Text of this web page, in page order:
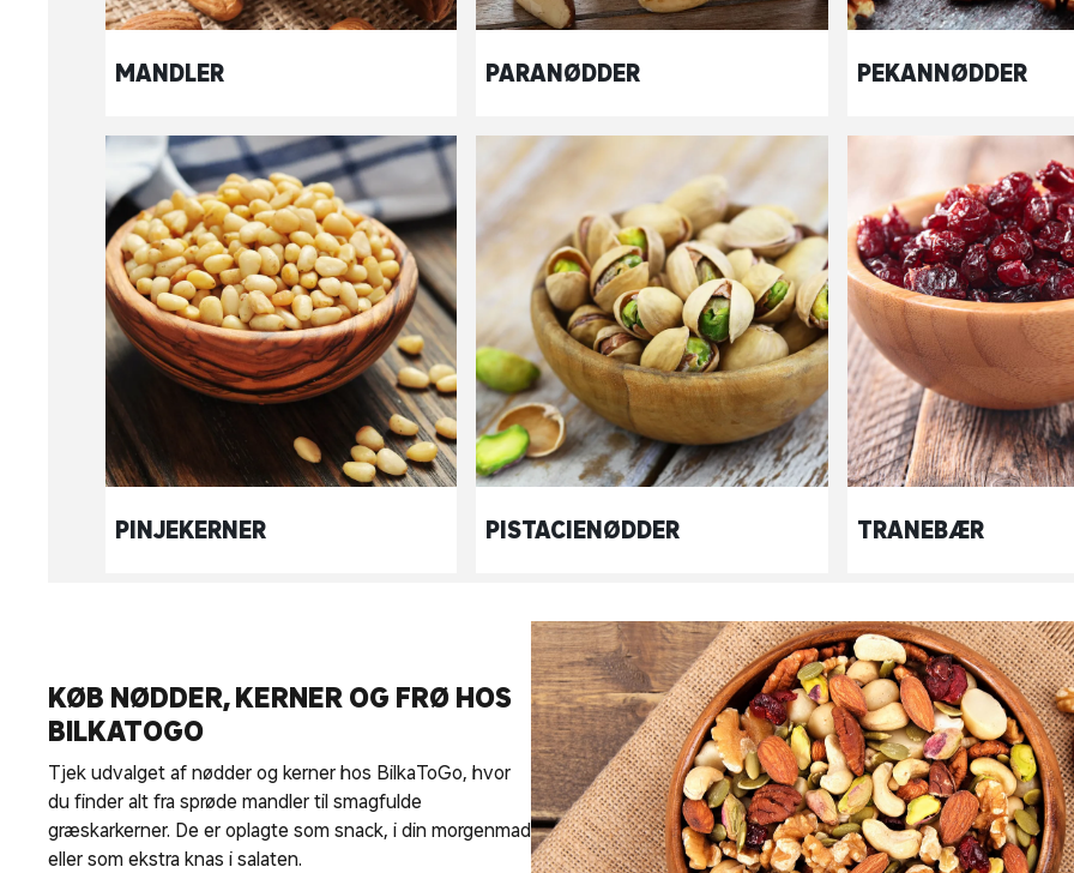
MANDLER PARANØDDER PEKANNØDDER
PINJEKERNER PISTACIENØDDER TRANEBÆR
KØB NØDDER, KERNER OG FRØ HOS
BILKATOGO
Tjek udvalget af nødder og kerner hos BilkaToGo, hvor
du finder alt fra sprøde mandler til smagfulde
græskarkerner. De er oplagte som snack, i din morgenmad
eller som ekstra knas i salaten.